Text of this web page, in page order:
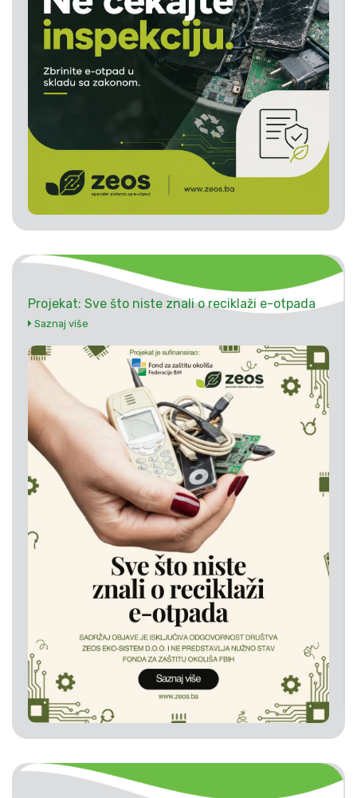
Projekat: Sve što niste znali o reciklaži e-otpada
Saznaj više